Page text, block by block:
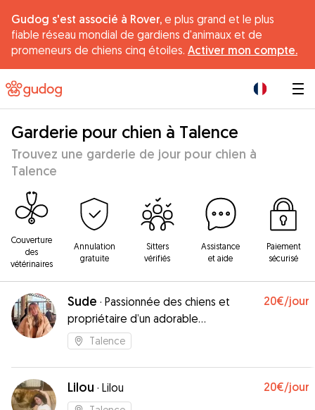
Gudog s'est associé à Rover, e plus grand et le plus
fiable réseau mondial de gardiens d'animaux et de
promeneurs de chiens cinq étoiles. Activer mon compte.
Garderie pour chien à Talence
Trouvez une garderie de jour pour chien à
Talence
Couverture
des
vétérinaires
Annulation
gratuite
Sitters
vérifiés
Assistance
et aide
Paiement
sécurisé
Sude · Passionnée des chiens et
propriétaire d’un adorable
compagnon canin
20€/jour
Talence
Lilou · Lilou 20€/jour